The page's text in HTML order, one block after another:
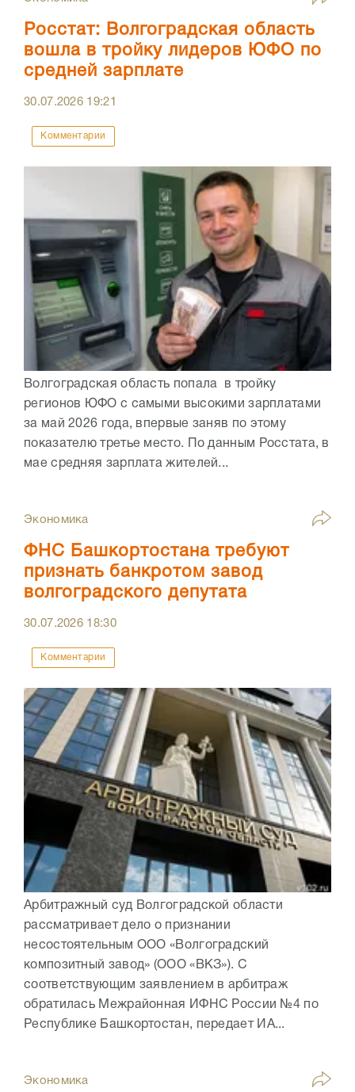
Росстат: Волгоградская область
вошла в тройку лидеров ЮФО по
средней зарплате
30.07.2026 19:21
Комментарии
Волгоградская область попала в тройку
регионов ЮФО с самыми высокими зарплатами
за май 2026 года, впервые заняв по этому
показателю третье место. По данным Росстата, в
мае средняя зарплата жителей...
Экономика
ФНС Башкортостана требуют
признать банкротом завод
волгоградского депутата
30.07.2026 18:30
Комментарии
Арбитражный суд Волгоградской области
рассматривает дело о признании
несостоятельным ООО «Волгоградский
композитный завод» (ООО «ВКЗ»). С
соответствующим заявлением в арбитраж
обратилась Межрайонная ИФНС России №4 по
Республике Башкортостан, передает ИА...
Экономика